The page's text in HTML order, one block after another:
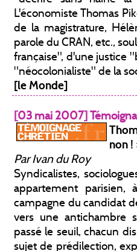
L'économiste Thomas
de la magistrature,
parole du CRAN, etc.,
française", d'une justice
"néocolonialiste" de la
[le Monde]
[03 mai 2007]
non !
Par Ivan du Roy
Syndicalistes,
appartement
campagne du candidat
vers une antichambre
passé le seuil, chacun
sujet de prédilection,